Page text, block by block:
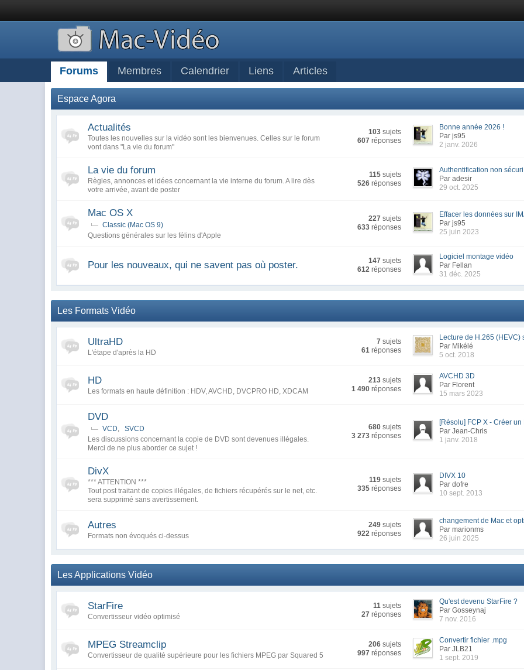
Forums Membres Calendrier Liens Articles
Espace Agora
Actualités
Toutes les nouvelles sur la vidéo sont les bienvenues. Celles sur le forum
vont dans "La vie du forum"
103 sujets
607 réponses
Bonne année 2026 !
Par js95
2 janv. 2026
La vie du forum
Règles, annonces et idées concernant la vie interne du forum. A lire dès
votre arrivée, avant de poster
115 sujets
526 réponses
Authentification non
Par adesir
29 oct. 2025
Mac OS X
Classic (Mac OS 9)
Questions générales sur les félins d'Apple
227 sujets
633 réponses
Effacer les données sur
Par js95
25 juin 2023
Pour les nouveaux, qui ne savent pas où poster. 147 sujets
612 réponses
Logiciel montage vidéo
Par Fellan
31 déc. 2025
Les Formats Vidéo
UltraHD
L'étape d'après la HD
7 sujets
61 réponses
Lecture de H.265 (HEVC)
Par Mikélé
5 oct. 2018
HD
Les formats en haute définition : HDV, AVCHD, DVCPRO HD, XDCAM
213 sujets
1 490 réponses
AVCHD 3D
Par Florent
15 mars 2023
DVD
VCD,
SVCD
Les discussions concernant la copie de DVD sont devenues illégales.
Merci de ne plus aborder ce sujet !
680 sujets
3 273 réponses
[Résolu] FCP X - Créer un
Par Jean-Chris
1 janv. 2018
DivX
*** ATTENTION ***
Tout post traitant de copies illégales, de fichiers récupérés sur le net, etc.
sera supprimé sans avertissement.
119 sujets
335 réponses
DIVX 10
Par dofre
10 sept. 2013
Autres
Formats non évoqués ci-dessus
249 sujets
922 réponses
changement de Mac et
Par marionms
26 juin 2025
Les Applications Vidéo
StarFire
Convertisseur vidéo optimisé
11 sujets
27 réponses
Qu'est devenu StarFire ?
Par Gosseynaj
7 nov. 2016
MPEG Streamclip
Convertisseur de qualité supérieure pour les fichiers MPEG par Squared 5
206 sujets
997 réponses
Convertir fichier .mpg
Par JLB21
1 sept. 2019